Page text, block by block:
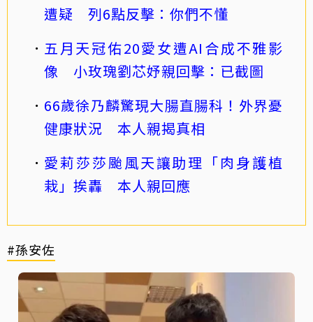
遭疑 列6點反擊：你們不懂
五月天冠佑20愛女遭AI合成不雅影
像 小玫瑰劉芯妤親回擊：已截圖
66歲徐乃麟驚現大腸直腸科！外界憂
健康狀況 本人親揭真相
愛莉莎莎颱風天讓助理「肉身護植
栽」挨轟 本人親回應
#孫安佐